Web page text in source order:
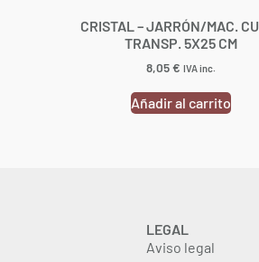
CRISTAL – JARRÓN/MAC.
TRANSP. 5X25 CM
8,05€ IVA inc.
Añadir al carrito
LEGAL
Aviso legal